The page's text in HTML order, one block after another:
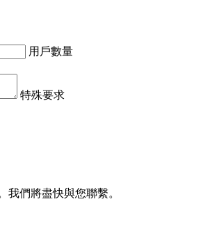
用戶數量
特殊要求
我們將盡快與您聯繫。